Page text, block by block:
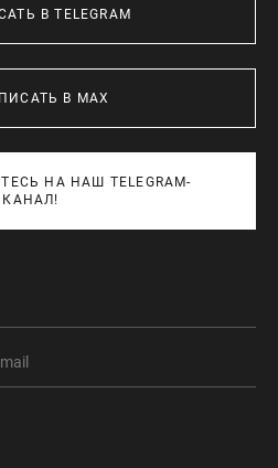
В TELEGRAM
В MAX
НА НАШ TELEGRAM-
КАНАЛ!